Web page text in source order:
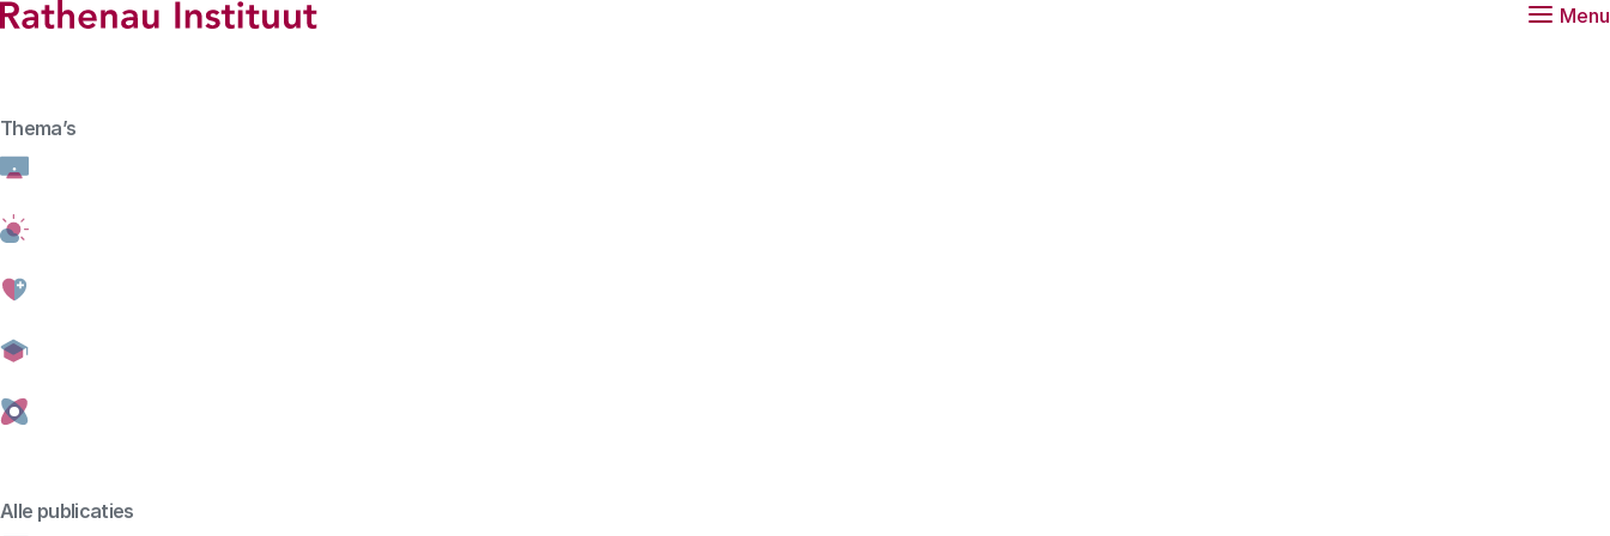
Rathenau logo, naar de homepage
Hoofdmenu Menu
Thema’s
Alle publicaties
Home
Nederlanders kunnen digitale vaardigheden
verbeteren
Digitalisering